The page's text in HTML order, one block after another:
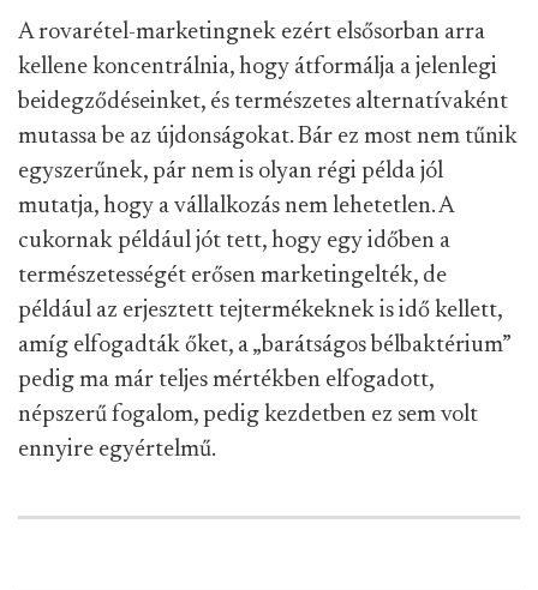
A rovarétel-marketingnek ezért elsősorban arra
kellene koncentrálnia, hogy átformálja a jelenlegi
beidegződéseinket, és természetes alternatívaként
mutassa be az újdonságokat. Bár ez most nem tűnik
egyszerűnek, pár nem is olyan régi példa jól
mutatja, hogy a vállalkozás nem lehetetlen. A
cukornak például jót tett, hogy egy időben a
természetességét erősen marketingelték, de
például az erjesztett tejtermékeknek is idő kellett,
amíg elfogadták őket, a „barátságos bélbaktérium”
pedig ma már teljes mértékben elfogadott,
népszerű fogalom, pedig kezdetben ez sem volt
ennyire egyértelmű.